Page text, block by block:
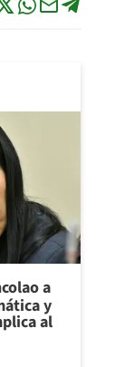
a
y
al